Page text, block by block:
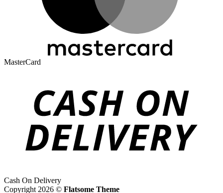
MasterCard
Cash On Delivery
Copyright 2026 © Flatsome Theme